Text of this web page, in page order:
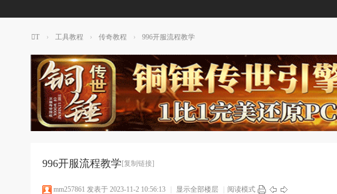
T
T
传
奇
素
材
› 工具教程 › 传奇教程 › 996开服流程教学
996开服流程教学 [复制链接]
mm257861 发表于 2023-11-2 10:56:13 显示全部楼层 阅读模式